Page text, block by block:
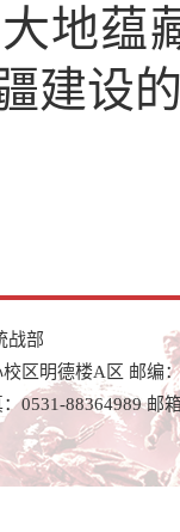
地蕴
建设
战部
区明德楼A区 邮编
0531-88364989 邮